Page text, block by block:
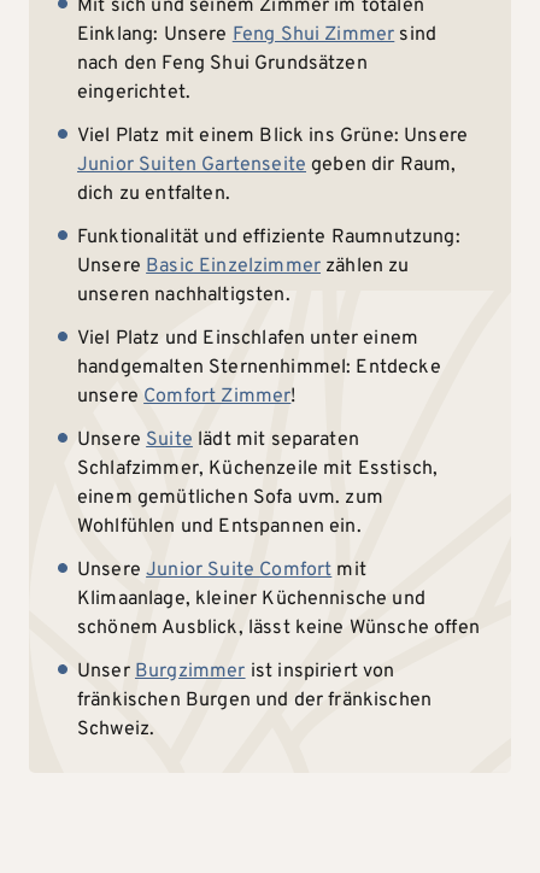
Mit sich und seinem Zimmer im totalen
Einklang: UnsereFeng Shui Zimmersind
nach den Feng Shui Grundsätzen
eingerichtet.
Viel Platz mit einem Blick ins Grüne: Unsere
Junior Suiten Gartenseite geben dir Raum,
dich zu entfalten.
Funktionalität und effiziente Raumnutzung:
UnsereBasic Einzelzimmer zählen zu
unseren nachhaltigsten.
Viel Platz und Einschlafen unter einem
handgemalten Sternenhimmel: Entdecke
unsereComfort Zimmer!
UnsereSuitelädt mit separaten
Schlafzimmer, Küchenzeile mit Esstisch,
einem gemütlichen Sofa uvm. zum
Wohlfühlen und Entspannen ein.
UnsereJunior Suite Comfortmit
Klimaanlage, kleiner Küchennische und
schönem Ausblick, lässt keine Wünsche offen
Unser Burgzimmerist inspiriert von
fränkischen Burgen und der fränkischen
Schweiz.